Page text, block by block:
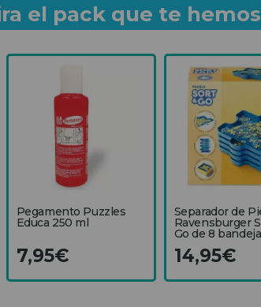
el pack que te
Pegamento Puzzles
Educa 250 ml
7,95€
Separador de
Ravensburger
Go de 8
14,95€